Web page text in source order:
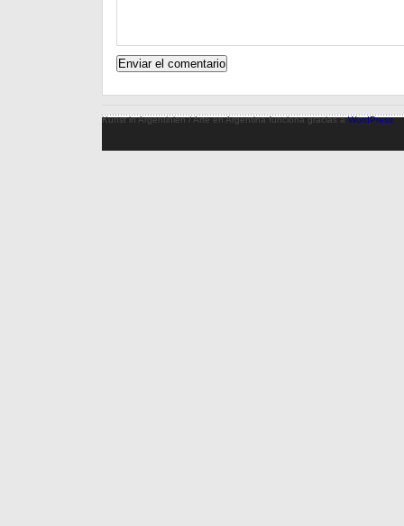
Kunst in Argentinien / Arte en Argentina funciona gracias aWordPress